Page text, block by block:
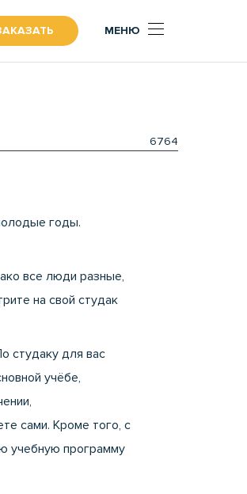
МЕНЮ
6764
годы.
все люди разные,
на свой студак
студаку для вас
учёбе,
,
сами. Кроме того, с
учебную программу